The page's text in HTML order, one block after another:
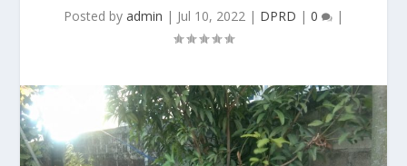
Posted by admin | Jul 10, 2022 | DPRD | 0 |